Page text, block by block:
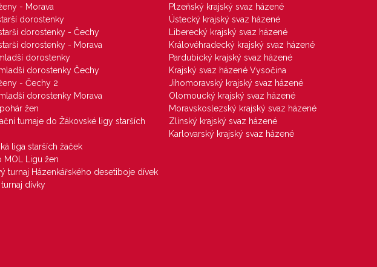
- Morava
dorostenky
dorostenky - Čechy
dorostenky - Morava
dorostenky
dorostenky Čechy
- Čechy 2
dorostenky Morava
žen
turnaje do Žákovské ligy starších
liga starších žaček
MOL Ligu žen
turnaj Házenkářského desetiboje dívek
dívky
Plzeňský krajský svaz házené
Ústecký krajský svaz házené
Liberecký krajský svaz házené
Královéhradecký krajský svaz házené
Pardubický krajský svaz házené
Krajský svaz házené Vysočina
Jihomoravský krajský svaz házené
Olomoucký krajský svaz házené
Moravskoslezský krajský svaz házené
Zlínský krajský svaz házené
Karlovarský krajský svaz házené